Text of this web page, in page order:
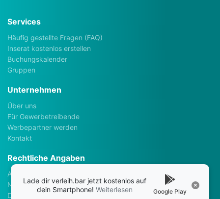
Services
Häufig gestellte Fragen (FAQ)
Inserat kostenlos erstellen
Buchungskalender
Gruppen
Unternehmen
Über uns
Für Gewerbetreibende
Werbepartner werden
Kontakt
Rechtliche Angaben
Allgemeine Geschäftsbedingungen
Nutzungsbedingungen
Datenschutzerklärung
Lade dir verleih.bar jetzt kostenlos auf
dein Smartphone! Weiterlesen Google Play